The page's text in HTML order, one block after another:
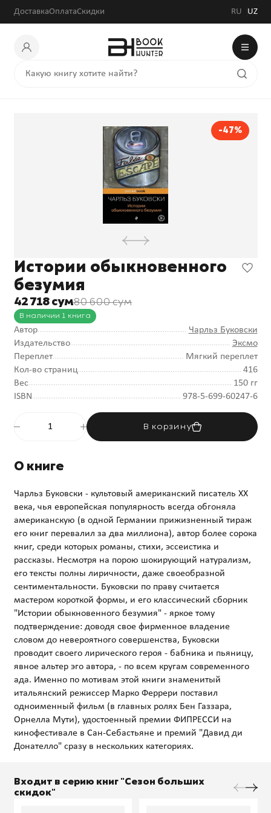
ДоставкаОплатаСкидки RU UZ
-47%
Истории обыкновенного
безумия
42 718 сум80 600 сум
В наличии 1 книга
Автор
Чарльз Буковски
Издательство
Эксмо
Переплет
Мягкий переплет
Кол-во страниц
416
Вес
150 гг
ISBN
978-5-699-60247-6
В корзину
О книге
Чарльз Буковски - культовый американский писатель XX
века, чья европейская популярность всегда обгоняла
американскую (в одной Германии прижизненный тираж
его книг перевалил за два миллиона), автор более сорока
книг, среди которых романы, стихи, эссеистика и
рассказы. Несмотря на порою шокирующий натурализм,
его тексты полны лиричности, даже своеобразной
сентиментальности. Буковски по праву считается
мастером короткой формы, и его классический сборник
"Истории обыкновенного безумия" - яркое тому
подтверждение: доводя свое фирменное владение
словом до невероятного совершенства, Буковски
проводит своего лирического героя - бабника и пьяницу,
явное альтер эго автора, - по всем кругам современного
ада. Именно по мотивам этой книги знаменитый
итальянский режиссер Марко Феррери поставил
одноименный фильм (в главных ролях Бен Газзара,
Орнелла Мути), удостоенный премии ФИПРЕССИ на
кинофестивале в Сан-Себастьяне и премий "Давид ди
Входит в серию книг "Сезон больших
скидок"